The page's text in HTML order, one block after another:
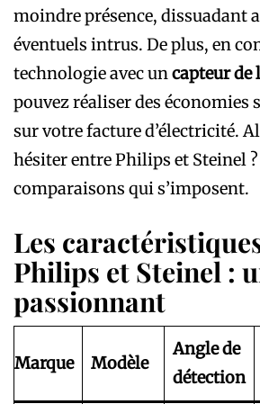
moindre présence, dissuadant
éventuels intrus. De plus, en
technologie avec uncapteur de
pouvez réaliser des économies
sur votre facture d’électricité.
hésiter entre Philips et Steinel
comparaisons qui s’imposent.
Les
Philips et Steinel :
passionnant
Marque Modèle
Angle de
détection